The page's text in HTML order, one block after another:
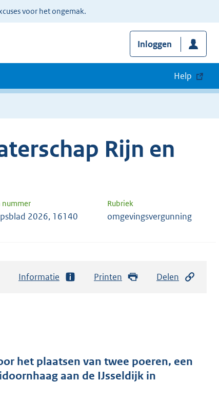
voor het ongemak.
Inloggen
Help
Rijn en
nummer Rubriek
2026, 16140 omgevingsvergunning
Informatie Printen Delen
het plaatsen van twee poeren, een
aan de IJsseldijk in